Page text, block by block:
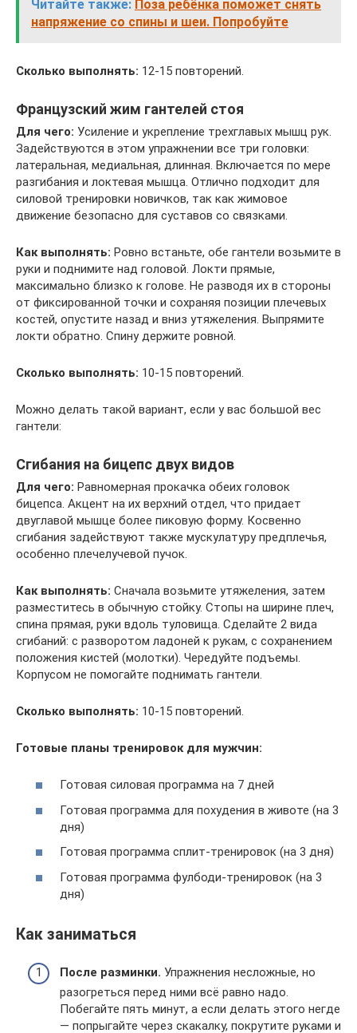
Читайте также: Поза ребёнка поможет снять
напряжение со спины и шеи. Попробуйте
Сколько выполнять: 12-15 повторений.
Французский жим гантелей стоя
Для чего: Усиление и укрепление трехглавых мышц рук.
Задействуются в этом упражнении все три головки:
латеральная, медиальная, длинная. Включается по мере
разгибания и локтевая мышца. Отлично подходит для
силовой тренировки новичков, так как жимовое
движение безопасно для суставов со связками.
Как выполнять: Ровно встаньте, обе гантели возьмите в
руки и поднимите над головой. Локти прямые,
максимально близко к голове. Не разводя их в стороны
от фиксированной точки и сохраняя позиции плечевых
костей, опустите назад и вниз утяжеления. Выпрямите
локти обратно. Спину держите ровной.
Сколько выполнять: 10-15 повторений.
Можно делать такой вариант, если у вас большой вес
гантели:
Сгибания на бицепс двух видов
Для чего: Равномерная прокачка обеих головок
бицепса. Акцент на их верхний отдел, что придает
двуглавой мышце более пиковую форму. Косвенно
сгибания задействуют также мускулатуру предплечья,
особенно плечелучевой пучок.
Как выполнять: Сначала возьмите утяжеления, затем
разместитесь в обычную стойку. Стопы на ширине плеч,
спина прямая, руки вдоль туловища. Сделайте 2 вида
сгибаний: с разворотом ладоней к рукам, с сохранением
положения кистей (молотки). Чередуйте подъемы.
Корпусом не помогайте поднимать гантели.
Сколько выполнять: 10-15 повторений.
Готовые планы тренировок для мужчин:
Готовая силовая программа на 7 дней
Готовая программа для похудения в животе (на 3
дня)
Готовая программа сплит-тренировок (на 3 дня)
Готовая программа фулбоди-тренировок (на 3
дня)
Как заниматься
После разминки. Упражнения несложные, но
разогреться перед ними всё равно надо.
Побегайте пять минут, а если делать этого негде
— попрыгайте через скакалку, покрутите руками и